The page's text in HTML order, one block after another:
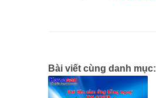
Bài viết cùng danh mục: